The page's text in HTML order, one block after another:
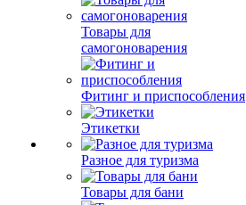
Товары для
самогоноварения
Фитинг и приспособления
Этикетки
Разное для туризма
Товары для бани